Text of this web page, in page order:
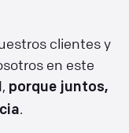
clientes y
en este
porque juntos,
.